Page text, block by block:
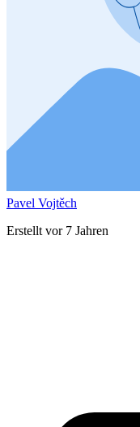
Pavel Vojtěch
Erstellt vor 7 Jahren